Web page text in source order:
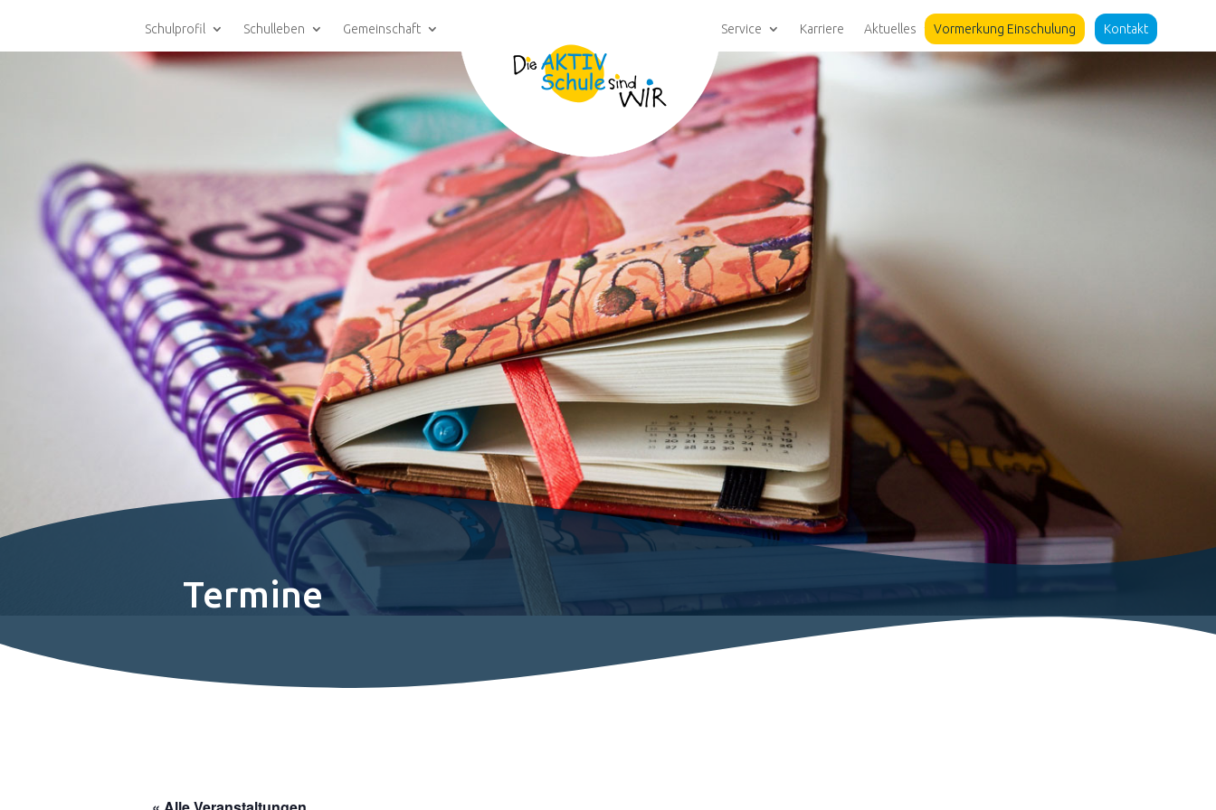
Schulprofil Schulleben Gemeinschaft Service Karriere Aktuelles Kontakt
Vormerkung Einschulung
Termine